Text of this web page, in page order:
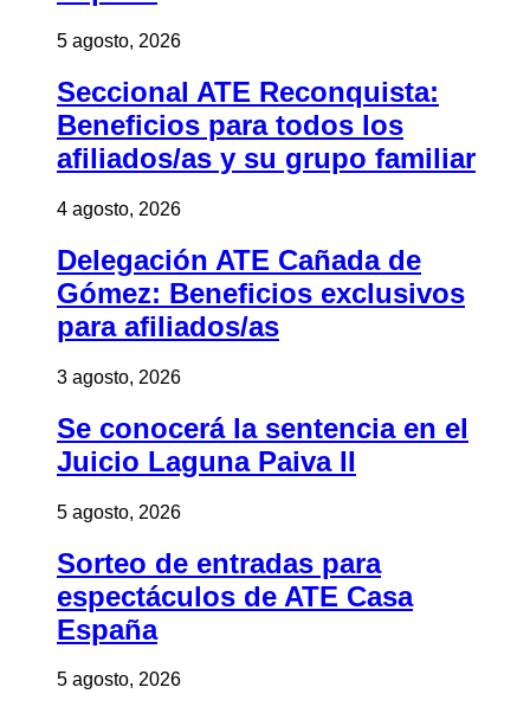
5 agosto, 2026
Seccional ATE Reconquista:
Beneficios para todos los
afiliados/as y su grupo familiar
4 agosto, 2026
Delegación ATE Cañada de
Gómez: Beneficios exclusivos
para afiliados/as
3 agosto, 2026
Se conocerá la sentencia en el
Juicio Laguna Paiva II
5 agosto, 2026
Sorteo de entradas para
espectáculos de ATE Casa
España
5 agosto, 2026